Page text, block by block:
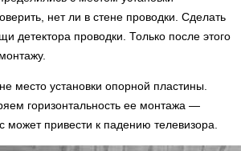
нет ли в стене проводки. Сделать
детектора проводки. Только после этого
место установки опорной пластины.
горизонтальность ее монтажа —
может привести к падению телевизора.